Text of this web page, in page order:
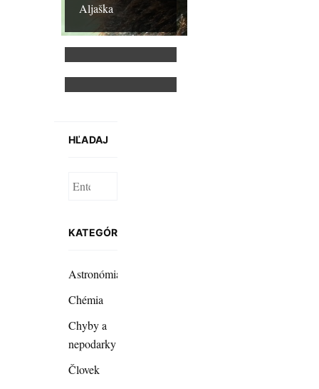
Aljaška
Medvede biele
HĽADAJ
KATEGÓRIE
Astronómia
Chémia
Chyby a
nepodarky
Človek